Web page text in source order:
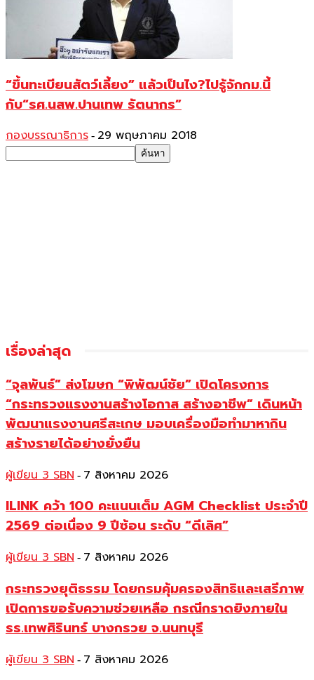
“ขึ้นทะเบียนสัตว์เลี้ยง” แล้วเป็นไง?ไปรู้จักกม.นี้
กับ“รศ.นสพ.ปานเทพ รัตนากร”
กองบรรณาธิการ - 29 พฤษภาคม 2018
เรื่องล่าสุด
“จุลพันธ์” ส่งโฆษก “พิพัฒน์ชัย” เปิดโครงการ
“กระทรวงแรงงานสร้างโอกาส สร้างอาชีพ” เดินหน้า
พัฒนาแรงงานศรีสะเกษ มอบเครื่องมือทำมาหากิน
สร้างรายได้อย่างยั่งยืน
ผู้เขียน 3 SBN - 7 สิงหาคม 2026
ILINK คว้า 100 คะแนนเต็ม AGM Checklist ประจำปี
2569 ต่อเนื่อง 9 ปีซ้อน ระดับ “ดีเลิศ”
ผู้เขียน 3 SBN - 7 สิงหาคม 2026
กระทรวงยุติธรรม โดยกรมคุ้มครองสิทธิและเสรีภาพ
เปิดการขอรับความช่วยเหลือ กรณีกราดยิงภายใน
รร.เทพศิรินทร์ บางกรวย จ.นนทบุรี
ผู้เขียน 3 SBN - 7 สิงหาคม 2026